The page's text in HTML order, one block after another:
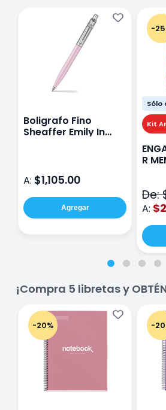
Boligrafo Fino
Sheaffer Emily In
A: $1,105.00
Agregar
-
Sólo
Kit
R
De:
A:
¡Compra 5 libretas y OBTÉN
-20% -